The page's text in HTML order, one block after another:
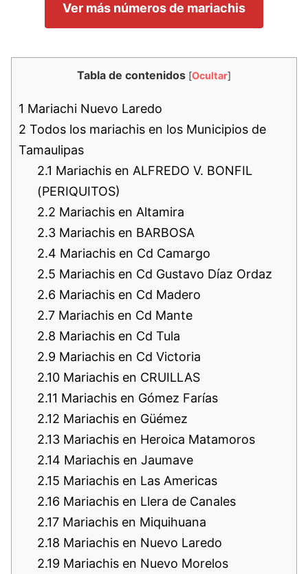
Ver más números de mariachis
Tabla de contenidos [Ocultar]
1 Mariachi Nuevo Laredo
2 Todos los mariachis en los Municipios de
Tamaulipas
2.1 Mariachis en ALFREDO V. BONFIL
(PERIQUITOS)
2.2 Mariachis en Altamira
2.3 Mariachis en BARBOSA
2.4 Mariachis en Cd Camargo
2.5 Mariachis en Cd Gustavo Díaz Ordaz
2.6 Mariachis en Cd Madero
2.7 Mariachis en Cd Mante
2.8 Mariachis en Cd Tula
2.9 Mariachis en Cd Victoria
2.10 Mariachis en CRUILLAS
2.11 Mariachis en Gómez Farías
2.12 Mariachis en Güémez
2.13 Mariachis en Heroica Matamoros
2.14 Mariachis en Jaumave
2.15 Mariachis en Las Americas
2.16 Mariachis en Llera de Canales
2.17 Mariachis en Miquihuana
2.18 Mariachis en Nuevo Laredo
2.19 Mariachis en Nuevo Morelos